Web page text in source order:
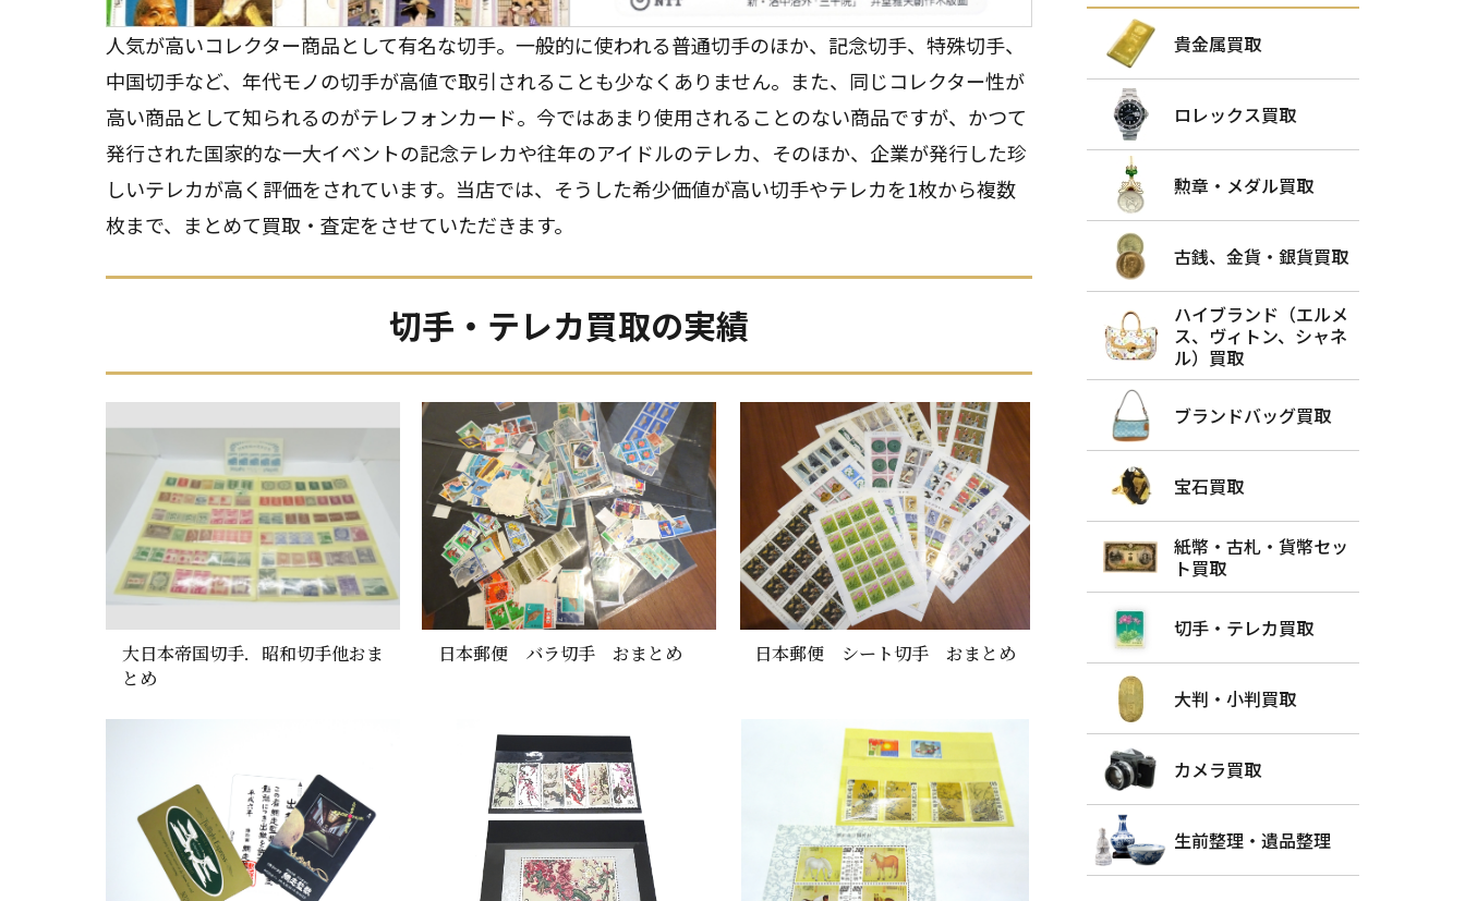
人気が高いコレクター商品として有名な切手。一般的に使われる普通切手のほか、記念切手、特殊切手、
中国切手など、年代モノの切手が高値で取引されることも少なくありません。また、同じコレクター性が
高い商品として知られるのがテレフォンカード。今ではあまり使用されることのない商品ですが、かつて
発行された国家的な一大イベントの記念テレカや往年のアイドルのテレカ、そのほか、企業が発行した珍
しいテレカが高く評価をされています。当店では、そうした希少価値が高い切手やテレカを1枚から複数
枚まで、まとめて買取・査定をさせていただきます。
切手・テレカ買取の実績
大日本帝国切手．昭和切手他おま
とめ
日本郵便 バラ切手 おまとめ 日本郵便 シート切手 おまとめ
貴金属買取
ロレックス買取
勲章・メダル買取
古銭、金貨・銀貨買取
ハイブランド（エルメ
ス、ヴィトン、シャネ
ル）買取
ブランドバッグ買取
宝石買取
紙幣・古札・貨幣セッ
ト買取
切手・テレカ買取
大判・小判買取
カメラ買取
生前整理・遺品整理